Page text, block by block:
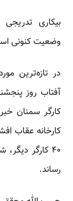
بیکاری
وضعیت کنونی
در تازه‌ترین
کارخانه عقاب
رساند.